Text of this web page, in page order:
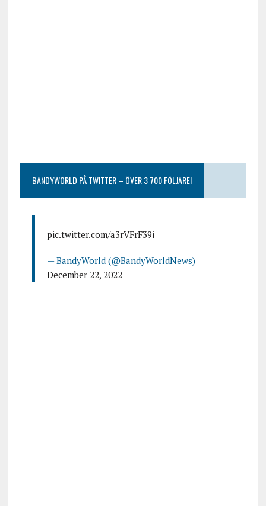
BANDYWORLD PÅ TWITTER – ÖVER 3 700 FÖLJARE!
pic.twitter.com/a3rVFrF39i
— BandyWorld (@BandyWorldNews)
December 22, 2022